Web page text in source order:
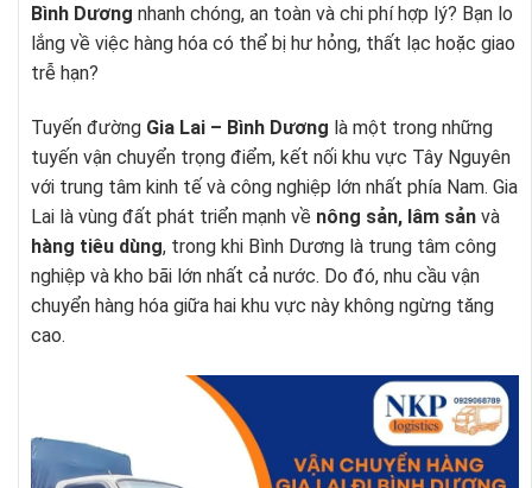
Bình Dương nhanh chóng, an toàn và chi phí hợp lý? Bạn lo
lắng về việc hàng hóa có thể bị hư hỏng, thất lạc hoặc giao
trễ hạn?
Tuyến đường Gia Lai – Bình Dương là một trong những
tuyến vận chuyển trọng điểm, kết nối khu vực Tây Nguyên
với trung tâm kinh tế và công nghiệp lớn nhất phía Nam. Gia
Lai là vùng đất phát triển mạnh về nông sản, lâm sản và
hàng tiêu dùng, trong khi Bình Dương là trung tâm công
nghiệp và kho bãi lớn nhất cả nước. Do đó, nhu cầu vận
chuyển hàng hóa giữa hai khu vực này không ngừng tăng
cao.